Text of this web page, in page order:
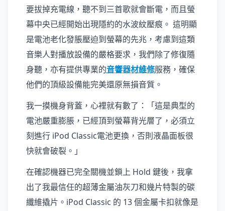
要拔掉充電線，聽不到三首歌就會斷電，而且螢
幕中央已經開始出現隱約的水波紋壓痕。 這明顯
是電池老化發脹壓迫到螢幕的先兆，考慮到這類
音樂人對播放設備的嚴格要求，我們除了修復隨
身聽，亦有提供專業的音響器材維修服務，確保
他們的頂級設備能完美還原無損音質。
我一摸機身背蓋，心裡就有數了：「這是典型的
電池嚴重膨脹，已經頂到螢幕背光層了，必須立
刻進行 iPod Classic電池更換，否則液晶面板很
快就會破裂。」
在確認機器已完全關機並鎖上 Hold 鍵後，我拿
出了我最信任的超薄金屬油灰刀和幾片特製的碳
纖維撬片。iPod Classic 的 13 個金屬卡扣就像是